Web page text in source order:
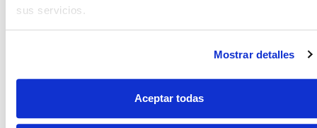
sus servicios.
Mostrar detalles
Aceptar todas
Deja una respuesta